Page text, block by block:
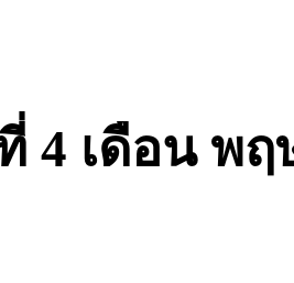
4 เดือน พ